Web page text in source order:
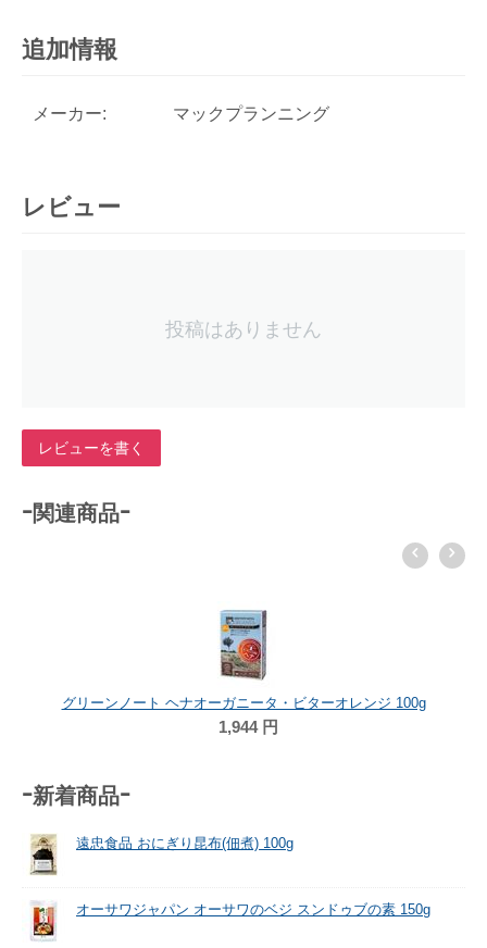
追加情報
メーカー: マックプランニング
レビュー
投稿はありません
レビューを書く
-関連商品-
グリーンノート ヘナオーガニータ・ビターオレンジ 100g
1,944 円
-新着商品-
遠忠食品 おにぎり昆布(佃煮) 100g
オーサワジャパン オーサワのベジ スンドゥブの素 150g